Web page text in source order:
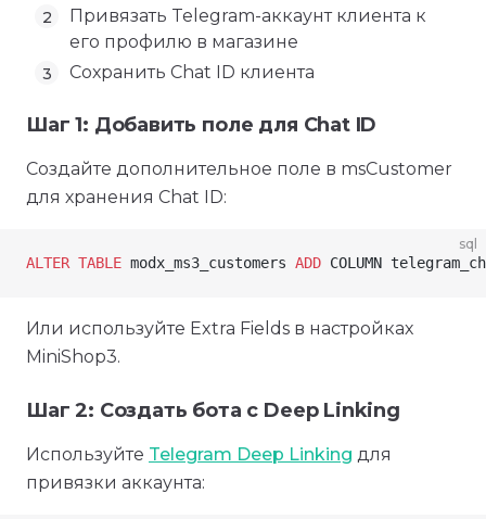
Привязать Telegram-аккаунт клиента к
его профилю в магазине
Сохранить Chat ID клиента
Шаг 1: Добавить поле для Chat ID
Создайте дополнительное поле в msCustomer
для хранения Chat ID:
sql
ALTER TABLE modx_ms3_customers ADD COLUMN
Или используйте Extra Fields в настройках
MiniShop3.
Шаг 2: Создать бота с Deep Linking
Используйте Telegram Deep Linking для
привязки аккаунта: